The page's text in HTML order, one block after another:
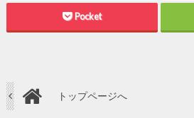
Pocket
トップページへ